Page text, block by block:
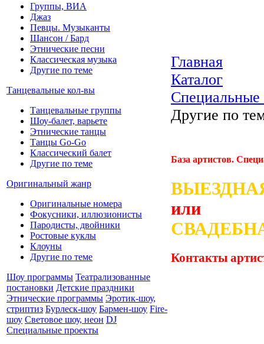
Группы, ВИА
Джаз
Певцы. Музыканты
Шансон / Бард
Этнические песни
Классическая музыка
Другие по теме
Танцевальные кол-вы
Танцевальные группы
Шоу-балет, варьете
Этнические танцы
Танцы Go-Go
Классический балет
Другие по теме
Оригинальный жанр
Оригинальные номера
Фокусники, иллюзионисты
Пародисты, двойники
Ростовые куклы
Клоуны
Другие по теме
Шоу программы Театрализованные
постановки Детские праздники
Этнические программы Эротик-шоу,
стриптиз Бурлеск-шоу Бармен-шоу Fire-
шоу Световое шоу, неон DJ
Специальные проекты
Главная
Каталог
Специальные
Другие по
База артистов.
или
Контакты